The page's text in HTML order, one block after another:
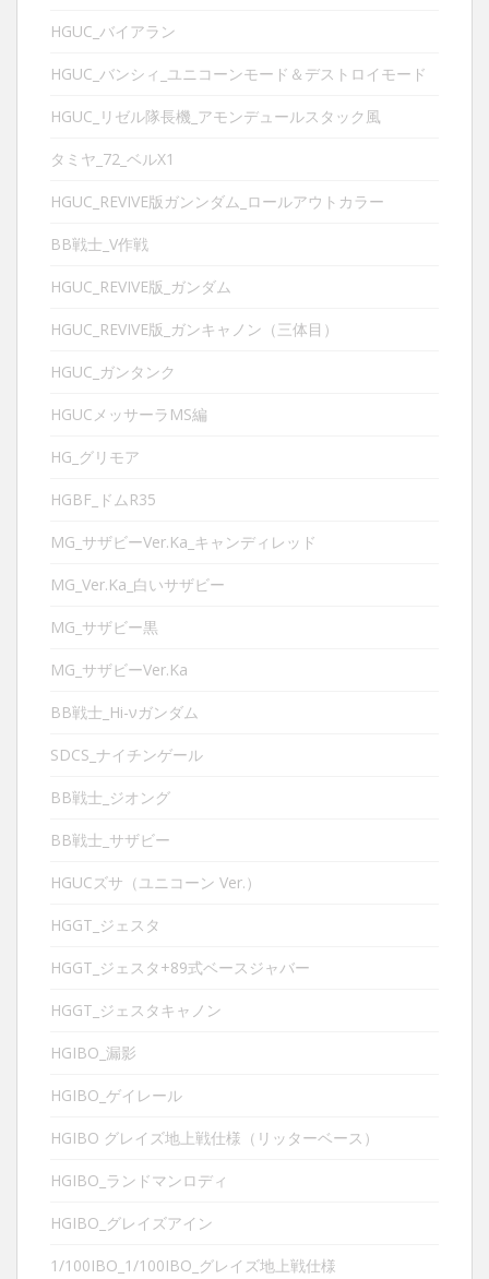
HGUC_バイアラン
HGUC_バンシィ_ユニコーンモード＆デストロイモード
HGUC_リゼル隊長機_アモンデュールスタック風
タミヤ_72_ベルX1
HGUC_REVIVE版ガンンダム_ロールアウトカラー
BB戦士_V作戦
HGUC_REVIVE版_ガンダム
HGUC_REVIVE版_ガンキャノン（三体目）
HGUC_ガンタンク
HGUCメッサーラMS編
HG_グリモア
HGBF_ドムR35
MG_サザビーVer.Ka_キャンディレッド
MG_Ver.Ka_白いサザビー
MG_サザビー黒
MG_サザビーVer.Ka
BB戦士_Hi-νガンダム
SDCS_ナイチンゲール
BB戦士_ジオング
BB戦士_サザビー
HGUCズサ（ユニコーン Ver.）
HGGT_ジェスタ
HGGT_ジェスタ+89式ベースジャバー
HGGT_ジェスタキャノン
HGIBO_漏影
HGIBO_ゲイレール
HGIBO グレイズ地上戦仕様（リッターベース）
HGIBO_ランドマンロディ
HGIBO_グレイズアイン
1/100IBO_1/100IBO_グレイズ地上戦仕様